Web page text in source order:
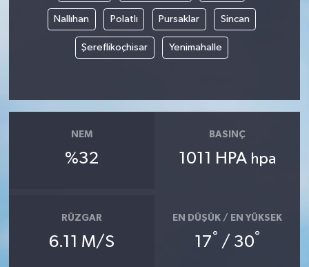
Nallıhan Polatlı Pursaklar Sincan
Şereflikoçhisar Yenimahalle
NEM
%32
BASINÇ
1011 HPA hpa
RÜZGAR
6.11 M/S
EN DÜŞÜK / EN YÜKSEK
17° / 30°